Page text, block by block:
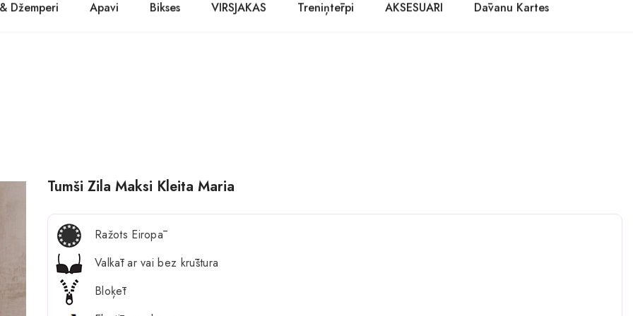
PASŪTĪT TŪLĪT! Prece tiks piegādāta 1-3 dienu laikā.
Džemperi Apavi Bikses VIRSJAKAS Treniņtērpi AKSESUĀRI Dāvanu Kartes
Tumši Zila Maksi Kleita Maria
Ražots Eiropā
Valkāt ar vai bez krūštura
Bloķēt